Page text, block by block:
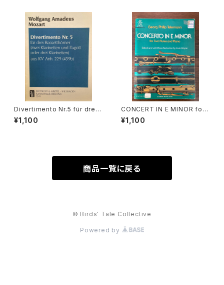
madeus Mozart】出版社：BR
EITKOPF&HÄRTEL 1987年
Divertimento Nr.5 für drei
Basetthörner(zwei klarinet
ten und Fagotto oder drei
EITKOPF&HÄRTEL 1987年
¥1,100
CONCERT IN E MINOR for t
wo Flutes and Piano【著者：
Georg Phollip Telemann】
¥1,100
商品一覧に戻る
© Birds' Tale Collective
Powered by